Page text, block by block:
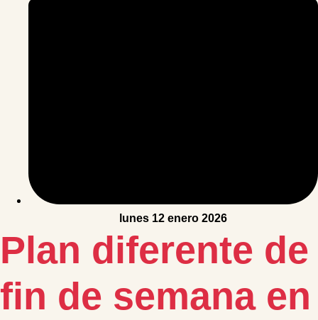
lunes 12 enero 2026
Plan diferente de
fin de semana en